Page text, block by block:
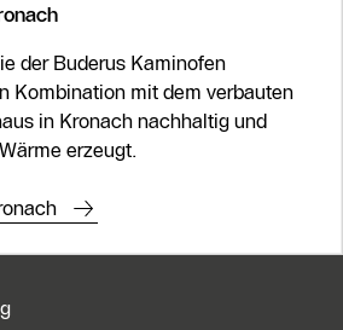
der Buderus Kaminofen
Kombination mit dem verbauten
in Kronach nachhaltig und
erzeugt.